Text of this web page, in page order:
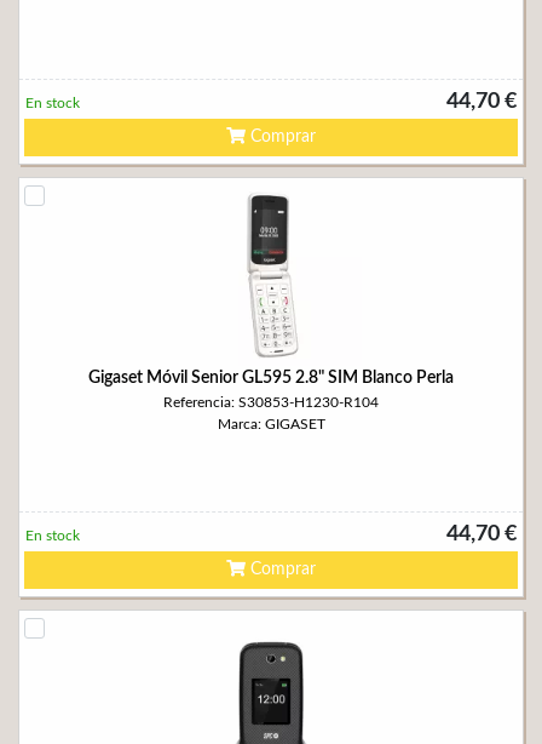
44,70 €
En stock
Comprar
Gigaset Móvil Senior GL595 2.8" SIM Blanco Perla
Referencia: S30853-H1230-R104
Marca: GIGASET
44,70 €
En stock
Comprar